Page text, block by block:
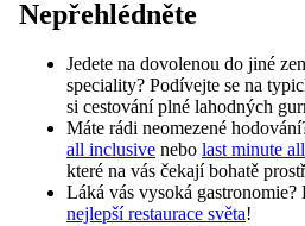
Nepřehlédněte
Jedete na dovolenou do jiné
speciality? Podívejte se na
si cestování plné lahodných
Máte rádi neomezené
all inclusive nebo last minute
které na vás čekají bohatě
Láká vás vysoká gastronomie?
nejlepší restaurace světa!